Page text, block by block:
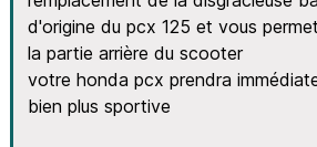
d'origine du pcx 125 et vous
la partie arrière du scooter
votre honda pcx prendra
bien plus sportive